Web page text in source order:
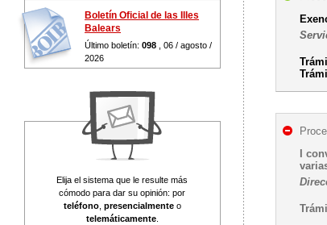
I
Boletín Oficial de las Illes
Balears
Último boletín:098 , 06 / agosto /
2026
Elija el sistema que le resulte más
cómodo para dar su opinión: por
teléfono, presencialmenteo
telemáticamente.